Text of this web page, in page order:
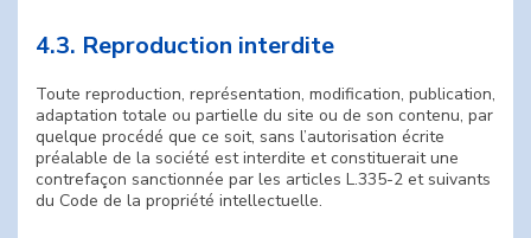
4.3. Reproduction interdite
Toute reproduction, représentation, modification, publication,
adaptation totale ou partielle du site ou de son contenu, par
quelque procédé que ce soit, sans l’autorisation écrite
préalable de la société est interdite et constituerait une
contrefaçon sanctionnée par les articles L.335-2 et suivants
du Code de la propriété intellectuelle.